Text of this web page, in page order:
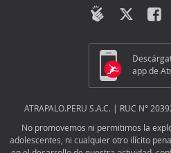
app de
ATRAPALO.PERU S.A.C. | RUC N°
No promovemos ni permitimos la
adolescentes, ni cualquier otro ilícito